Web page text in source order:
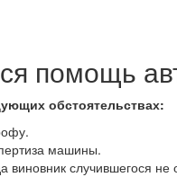
помощь
обстоятельствах:
машины.
виновник случившегося не